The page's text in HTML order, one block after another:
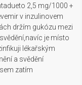
2,5 mg/1000 +
v inzulinovem
držím gukózu mezi
je místo
lékařským
a svědění
zatím